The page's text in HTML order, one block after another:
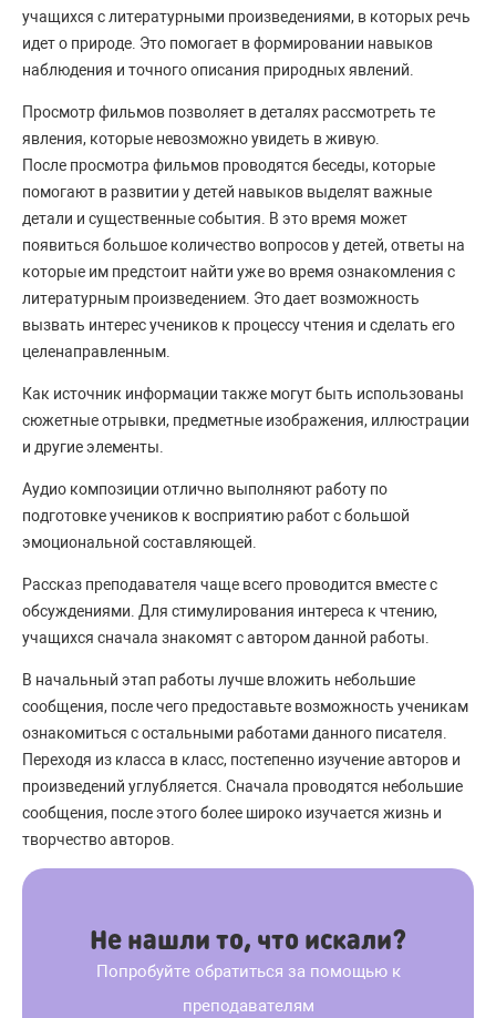
учащихся с литературными произведениями, в которых речь
идет о природе. Это помогает в формировании навыков
наблюдения и точного описания природных явлений.
Просмотр фильмов позволяет в деталях рассмотреть те
явления, которые невозможно увидеть в живую.
После просмотра фильмов проводятся беседы, которые
помогают в развитии у детей навыков выделят важные
детали и существенные события. В это время может
появиться большое количество вопросов у детей, ответы на
которые им предстоит найти уже во время ознакомления с
литературным произведением. Это дает возможность
вызвать интерес учеников к процессу чтения и сделать его
целенаправленным.
Как источник информации также могут быть использованы
сюжетные отрывки, предметные изображения, иллюстрации
и другие элементы.
Аудио композиции отлично выполняют работу по
подготовке учеников к восприятию работ с большой
эмоциональной составляющей.
Рассказ преподавателя чаще всего проводится вместе с
обсуждениями. Для стимулирования интереса к чтению,
учащихся сначала знакомят с автором данной работы.
В начальный этап работы лучше вложить небольшие
сообщения, после чего предоставьте возможность ученикам
ознакомиться с остальными работами данного писателя.
Переходя из класса в класс, постепенно изучение авторов и
произведений углубляется. Сначала проводятся небольшие
сообщения, после этого более широко изучается жизнь и
творчество авторов.
Не нашли то, что искали?
Попробуйте обратиться за помощью к
преподавателям